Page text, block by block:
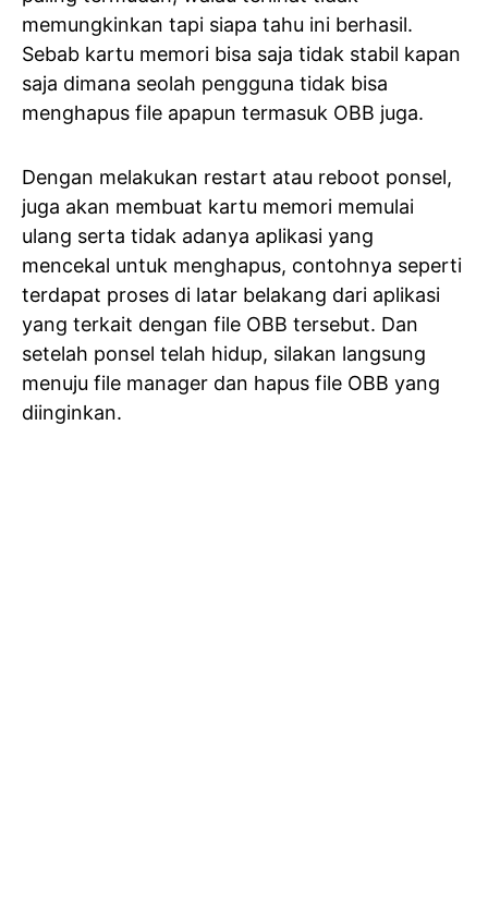
memungkinkan tapi siapa tahu ini berhasil.
Sebab kartu memori bisa saja tidak stabil kapan
saja dimana seolah pengguna tidak bisa
menghapus file apapun termasuk OBB juga.
Dengan melakukan restart atau reboot ponsel,
juga akan membuat kartu memori memulai
ulang serta tidak adanya aplikasi yang
mencekal untuk menghapus, contohnya seperti
terdapat proses di latar belakang dari aplikasi
yang terkait dengan file OBB tersebut. Dan
setelah ponsel telah hidup, silakan langsung
menuju file manager dan hapus file OBB yang
diinginkan.